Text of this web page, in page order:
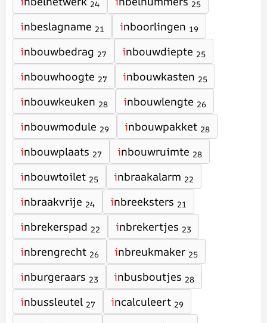
24 25
inbeslagname 21 inboorlingen 19
inbouwbedrag 27 inbouwdiepte 25
inbouwhoogte 27 inbouwkasten 25
inbouwkeuken 28 inbouwlengte 26
inbouwmodule 29 inbouwpakket 28
inbouwplaats 27 inbouwruimte 28
inbouwtoilet 25 inbraakalarm 22
inbraakvrije 24 inbreeksters 21
inbrekerspad 22 inbrekertjes 23
inbrengrecht 26 inbreukmaker 25
inburgeraars 23 inbusboutjes 28
inbussleutel 27 incalculeert 29